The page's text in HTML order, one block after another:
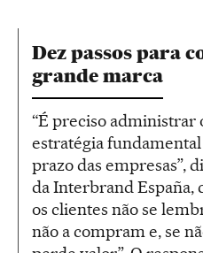
Dez passos para
grande marca
“É preciso administrar
estratégia
prazo das empresas”,
da Interbrand España,
os clientes não se
não a compram e, se